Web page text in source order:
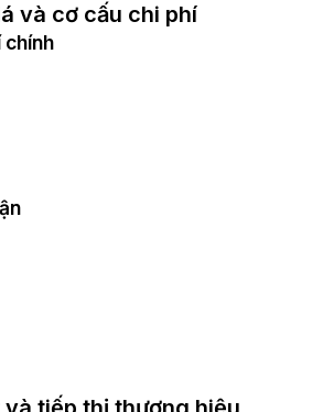
và cơ cấu chi phí
chính